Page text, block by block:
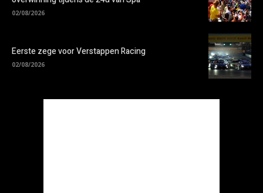
02/08/2026
Eerste zege voor Verstappen Racing
02/08/2026